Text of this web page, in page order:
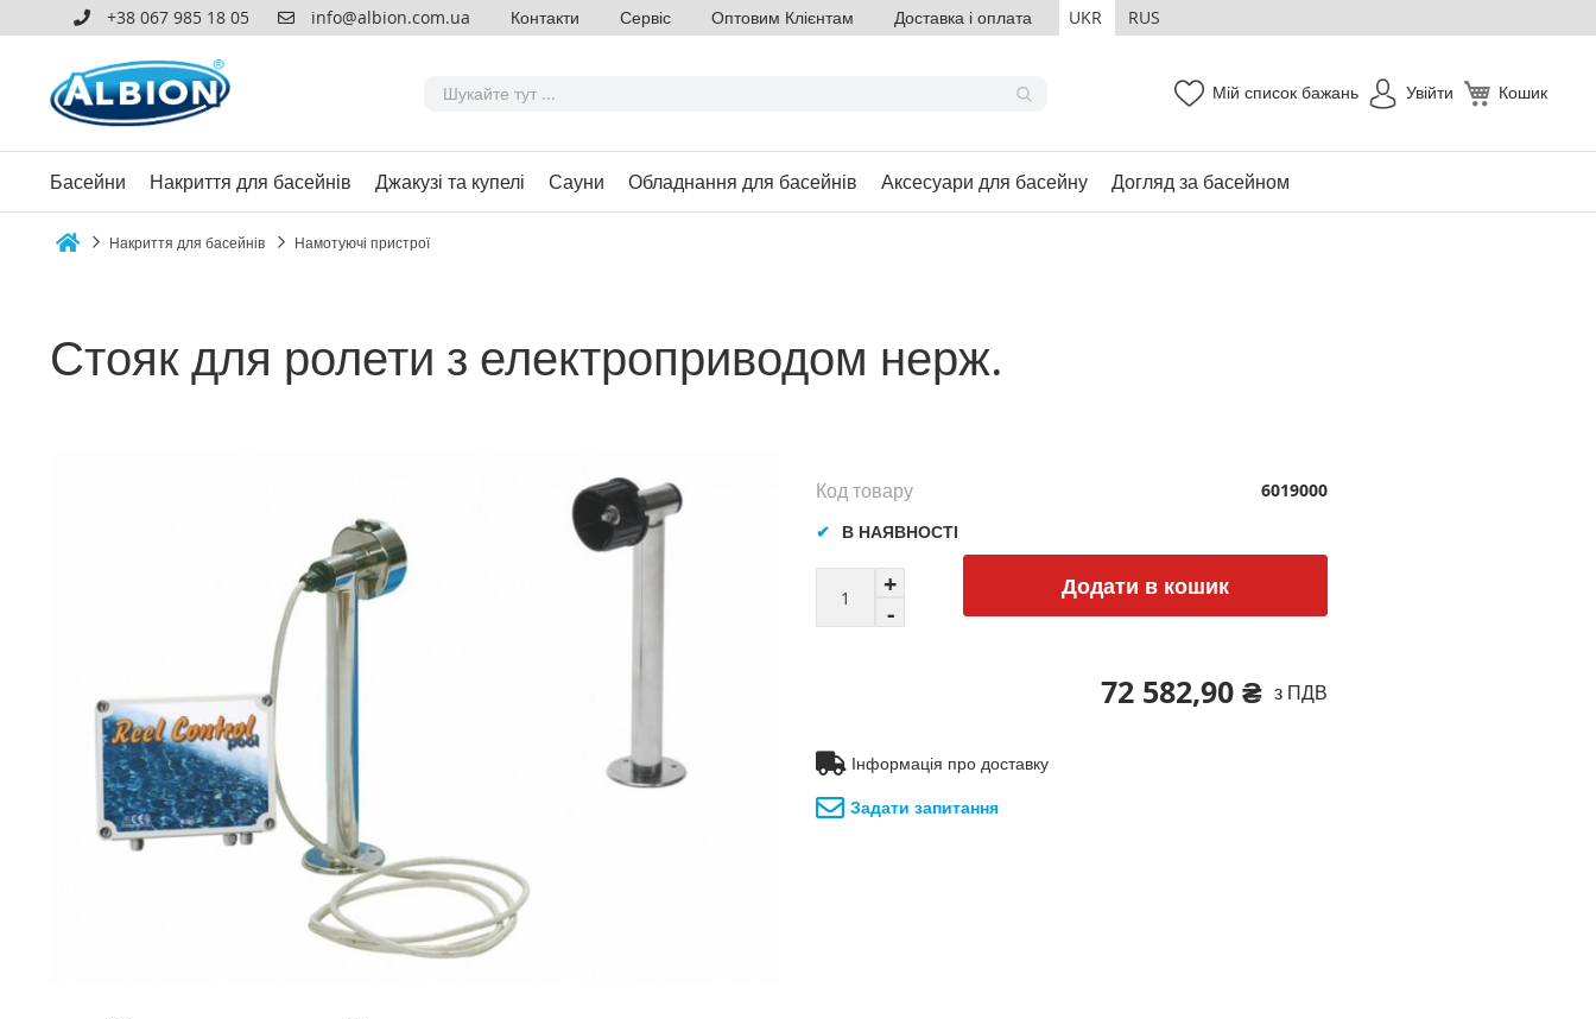
+38 067 985 18 05 info@albion.com.ua Контакти Сервіс Оптовим Клієнтам Доставка і оплата UKR RUS
Кошик
Мій список бажань Увійти
Басейни Накриття для басейнів Джакузі та купелі Сауни Обладнання для басейнів Аксесуари для басейну Догляд за басейном
Накриття для басейнів Намотуючі пристрої
Стояк для ролети з електроприводом нерж.
Додати в кошик
72 582,90 ₴ з ПДВ
В НАЯВНОСТІ
Код товару 6019000
Інформація про доставку
Задати запитання